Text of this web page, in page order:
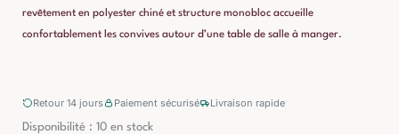
revêtement en polyester chiné et structure monobloc accueille
confortablement les convives autour d’une table de salle à manger.
Retour 14 jours Paiement sécurisé Livraison rapide
Disponibilité : 10 en stock
quantité